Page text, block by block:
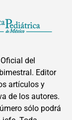
del
Editor
artículos y
de los autores.
sólo podrá